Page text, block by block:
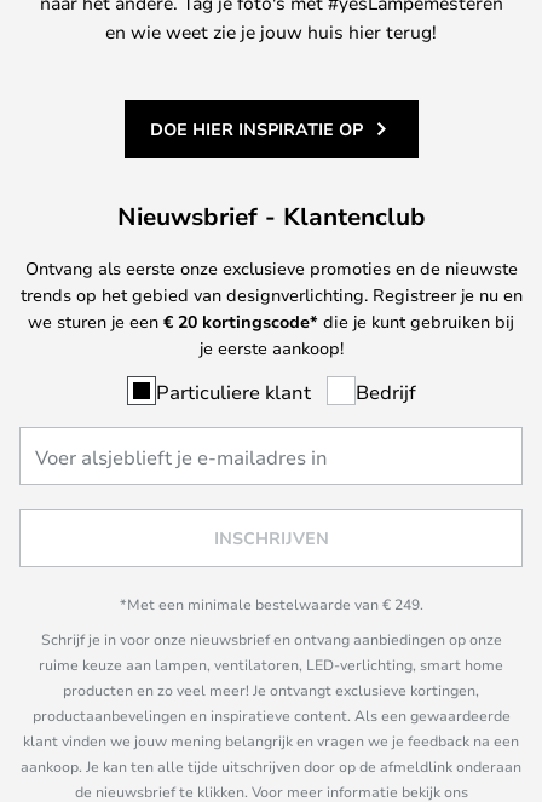
en wie weet zie je jouw huis hier terug!
DOE HIER INSPIRATIE OP
Nieuwsbrief - Klantenclub
Ontvang als eerste onze exclusieve promoties en de nieuwste
trends op het gebied van designverlichting. Registreer je nu en
we sturen je een € 20 kortingscode* die je kunt gebruiken bij
je eerste aankoop!
Particuliere klant Bedrijf
INSCHRIJVEN
*Met een minimale bestelwaarde van € 249.
Schrijf je in voor onze nieuwsbrief en ontvang aanbiedingen op onze
ruime keuze aan lampen, ventilatoren, LED-verlichting, smart home
producten en zo veel meer! Je ontvangt exclusieve kortingen,
productaanbevelingen en inspiratieve content. Als een gewaardeerde
klant vinden we jouw mening belangrijk en vragen we je feedback na een
aankoop. Je kan ten alle tijde uitschrijven door op de afmeldlink onderaan
de nieuwsbrief te klikken. Voor meer informatie bekijk ons